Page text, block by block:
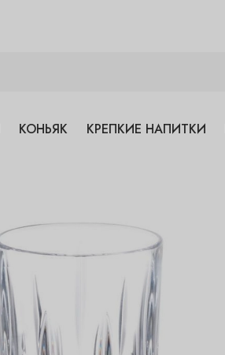
КОНЬЯК КРЕПКИЕ НАПИТКИ